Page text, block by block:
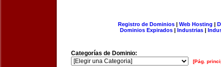
Registro de Dominios| Web Hosting |
Dominios Expirados | Industrias |
Categorías de Dominio:
[Pág.